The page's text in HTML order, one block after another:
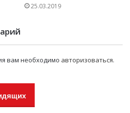
25.03.2019
вам необходимо авторизоваться.